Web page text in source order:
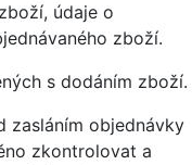
údaje o
zboží.
s dodáním zboží.
zasláním objednávky
zkontrolovat a